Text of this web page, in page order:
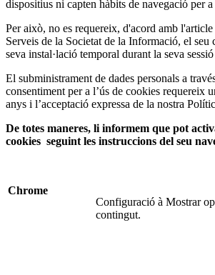
dispositius ni capten hàbits de navegació per
Per això, no es requereix, d'acord amb
Serveis de la Societat de la Informació, el seu
seva instal·lació temporal durant la seva
El subministrament de dades personals a
consentiment per a l’ús de cookies requereix
anys i l’acceptació expressa de la nostra
De totes maneres, li informem que pot
cookies seguint les instruccions del seu
Chrome
Configuració à Mostrar
contingut.